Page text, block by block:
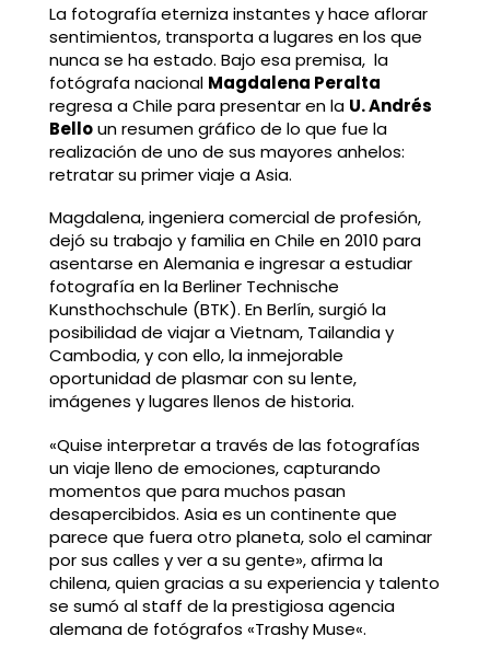
La fotografía eterniza instantes y hace aflorar
sentimientos, transporta a lugares en los que
nunca se ha estado. Bajo esa premisa, la
fotógrafa nacional Magdalena Peralta
regresa a Chile para presentar en la U. Andrés
Belloun resumen gráfico de lo que fue la
realización de uno de sus mayores anhelos:
retratar su primer viaje a Asia.
Magdalena, ingeniera comercial de profesión,
dejó su trabajo y familia en Chile en 2010 para
asentarse en Alemania e ingresar a estudiar
fotografía en la Berliner Technische
Kunsthochschule (BTK). En Berlín, surgió la
posibilidad de viajar a Vietnam, Tailandia y
Cambodia, y con ello, la inmejorable
oportunidad de plasmar con su lente,
imágenes y lugares llenos de historia.
«Quise interpretar a través de las fotografías
un viaje lleno de emociones, capturando
momentos que para muchos pasan
desapercibidos. Asia es un continente que
parece que fuera otro planeta, solo el caminar
por sus calles y ver a su gente», afirma la
chilena, quien gracias a su experiencia y talento
se sumó al staff de la prestigiosa agencia
alemana de fotógrafos «Trashy Muse«.